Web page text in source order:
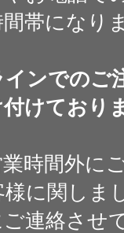
間帯になり
ンでのご
付けており
業時間外に
様に関しま
連絡させ